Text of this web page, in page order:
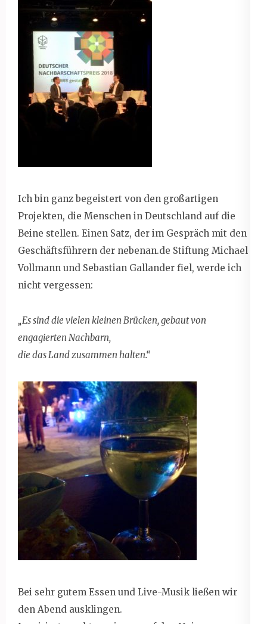
Ich bin ganz begeistert von den großartigen
Projekten, die Menschen in Deutschland auf die
Beine stellen. Einen Satz, der im Gespräch mit den
Geschäftsführern der nebenan.de Stiftung Michael
Vollmann und Sebastian Gallander fiel, werde ich
nicht vergessen:
„Es sind die vielen kleinen Brücken, gebaut von
engagierten Nachbarn,
die das Land zusammen halten.“
Bei sehr gutem Essen und Live-Musik ließen wir
den Abend ausklingen.